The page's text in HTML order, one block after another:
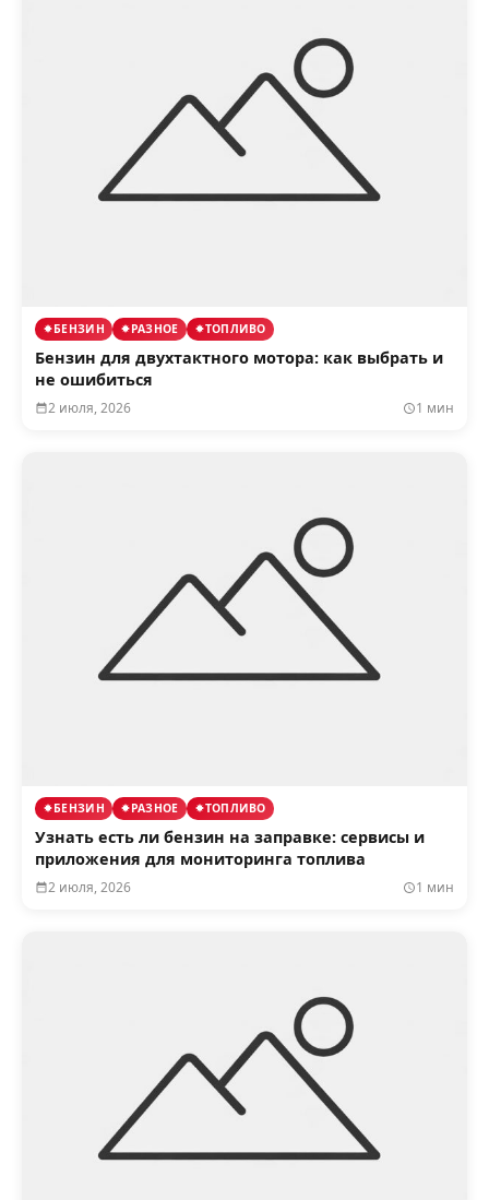
БЕНЗИН РАЗНОЕ ТОПЛИВО
Бензин для двухтактного мотора: как выбрать и
не ошибиться
2 июля, 2026 1 мин
БЕНЗИН РАЗНОЕ ТОПЛИВО
Узнать есть ли бензин на заправке: сервисы и
приложения для мониторинга топлива
2 июля, 2026 1 мин